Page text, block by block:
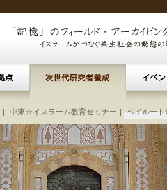
文化遺産アーカイビング | 接続する海 | パ
ベイルート | ベイルート・ウィークリーレ
| 中東☆イスラーム教育セミナー |
ベイルート
研究会・講演会